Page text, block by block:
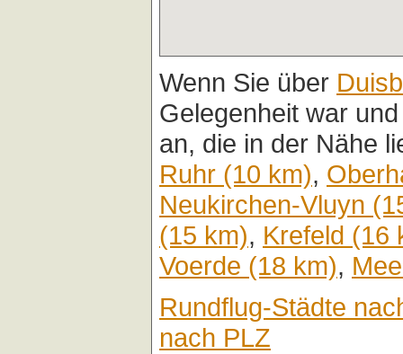
Wenn Sie über
Gelegenheit war
an, die in der Nähe
Ruhr (10 km),
Neukirchen-Vluyn
(15 km), Krefeld (16
Voerde (18 km),
Rundflug-Städte
nach PLZ